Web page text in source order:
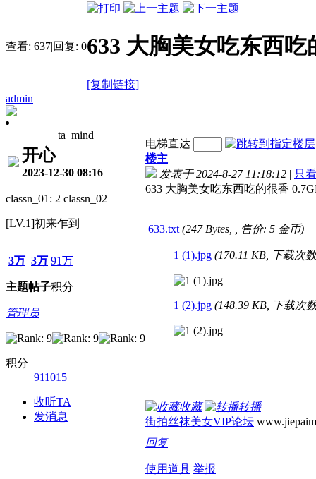
查看: 637|回复: 0633 大胸美女吃东西吃
[复制链接]
admin
ta_mind
开心
2023-12-30 08:16
classn_01: 2 classn_02
[LV.1]初来乍到
3万
主题
3万
帖子
91万
积分
管理员
积分
911015
收听TA
发消息
电梯直达
楼主
发表于 2024-8-27 11:18:12 | 只
633 大胸美女吃东西吃的很香
633.txt (247 Bytes, , 售价: 5 金币)
1 (1).jpg (170.11 KB, 下载次
1 (2).jpg (148.39 KB, 下载次
收藏
转播
街拍丝袜美女VIP论坛
回复
使用道具 举报